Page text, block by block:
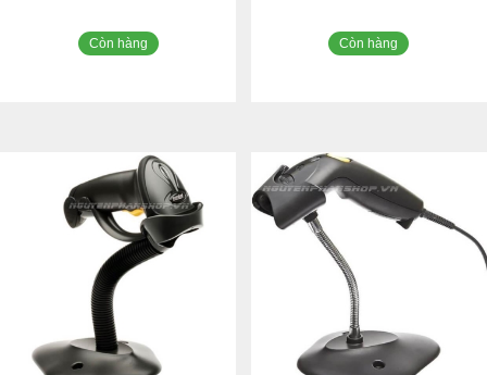
Còn hàng Còn hàng